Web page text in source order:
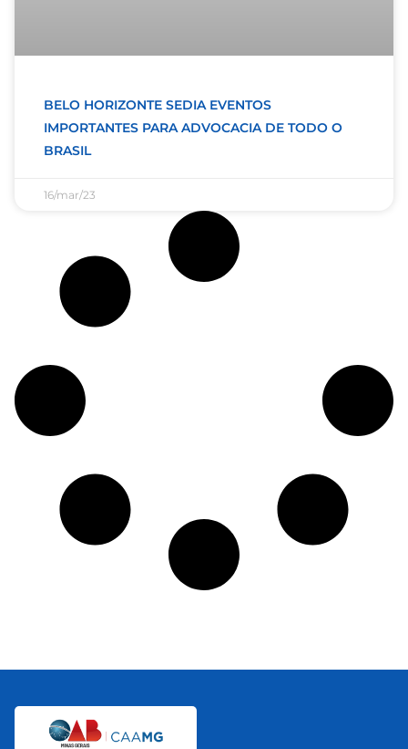
BELO HORIZONTE SEDIA EVENTOS
IMPORTANTES PARA ADVOCACIA DE TODO O
BRASIL
16/mar/23